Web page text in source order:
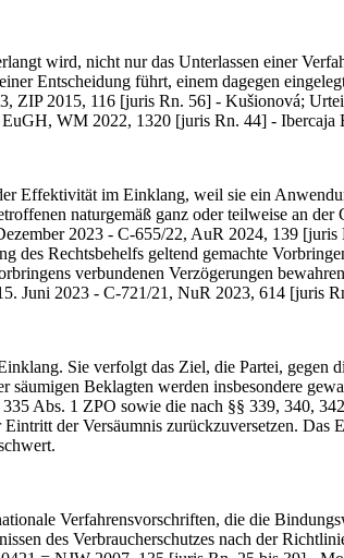
wird, nicht nur das Unterlassen einer
Entscheidung führt, einem dagegen
ZIP 2015, 116 [juris Rn. 56] - Kušionová;
WM 2022, 1320 [juris Rn. 44] - Ibercaja
Effektivität im Einklang, weil sie ein
naturgemäß ganz oder teilweise an der
2023 - C-655/22, AuR 2024, 139
des Rechtsbehelfs geltend gemachte
verbundenen Verzögerungen
Juni 2023 - C-721/21, NuR 2023, 614 [juris
Sie verfolgt das Ziel, die Partei, gegen
säumigen Beklagten werden insbesondere
Abs. 1 ZPO sowie die nach §§ 339, 340,
der Versäumnis zurückzuversetzen. Das
Verfahrensvorschriften, die die
des Verbraucherschutzes nach der